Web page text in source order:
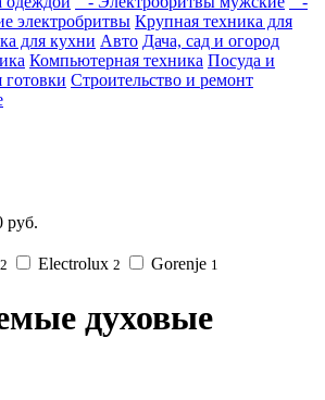
электробритвы Крупная техника для
для кухни Авто Дача, сад и огород
Компьютерная техника Посуда и
Строительство и ремонт
руб.
2 Electrolux 2 Gorenje 1
духовые